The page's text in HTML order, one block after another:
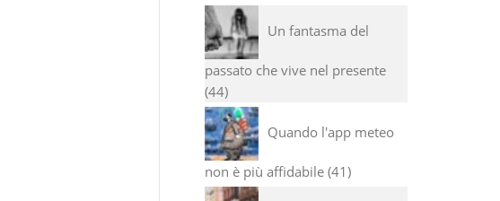
Un fantasma del
passato che vive nel presente
44
Quando l'app meteo
non è più affidabile 41